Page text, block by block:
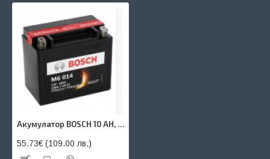
Акумулатор BOSCH 10 AH, YTX12-BS
55.73€ (109.00 лв.)